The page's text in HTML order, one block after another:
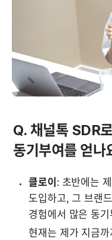
Q. 채널톡 SDR
동기부여를 얻나
클로이 : 초반에는
도입하고, 그 브랜
경험에서 많은 동
현재는 제가 지금